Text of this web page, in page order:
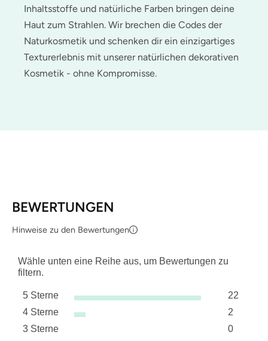
Inhaltsstoffe und natürliche Farben bringen deine
Haut zum Strahlen. Wir brechen die Codes der
Naturkosmetik und schenken dir ein einzigartiges
Texturerlebnis mit unserer natürlichen dekorativen
Kosmetik - ohne Kompromisse.
BEWERTUNGEN
Hinweise zu den Bewertungen
Wähle unten eine Reihe aus, um Bewertungen zu
filtern.
5 Sterne Sterne
22
22
4 Sterne Sterne
2
2
3 Sterne
0